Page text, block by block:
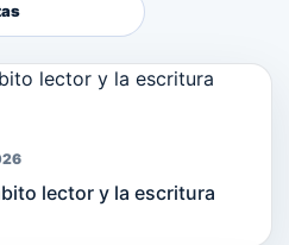
lector y la escritura